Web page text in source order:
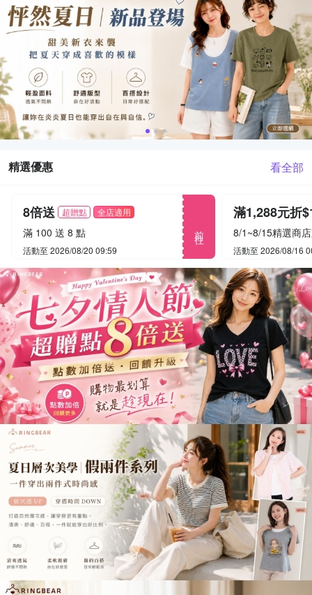
精選優惠 看全部
8倍送 超贈點 全店適用
滿 100 送 8 點
活動至 2026/08/20 09:59 活動至 2026/08/16